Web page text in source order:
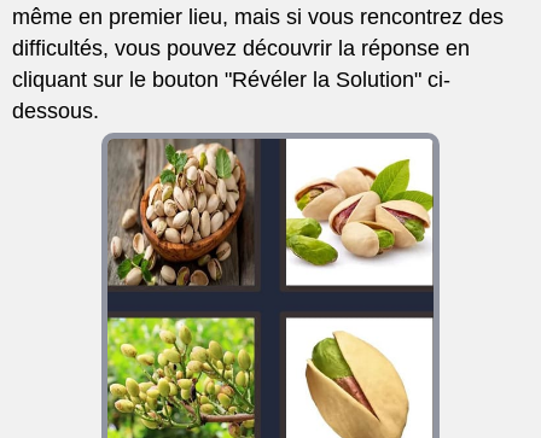
même en premier lieu, mais si vous rencontrez des
difficultés, vous pouvez découvrir la réponse en
cliquant sur le bouton "Révéler la Solution" ci-
dessous.